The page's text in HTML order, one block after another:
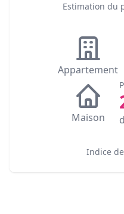
Estimation du
Appartement
Maison
Indice